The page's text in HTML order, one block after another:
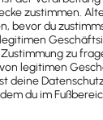
ebenfalls
aus
die USA